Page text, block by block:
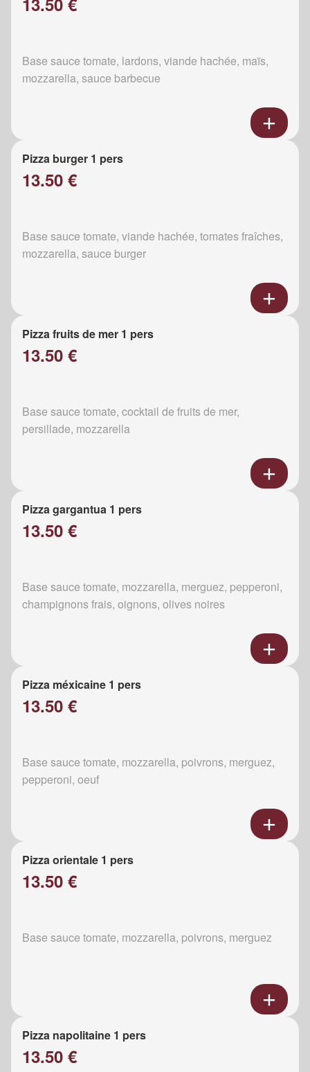
Base sauce tomate, lardons, viande hachée, maïs,
mozzarella, sauce barbecue
Pizza burger 1 pers
13.50 €
Base sauce tomate, viande hachée, tomates fraîches,
mozzarella, sauce burger
Pizza fruits de mer 1 pers
13.50 €
Base sauce tomate, cocktail de fruits de mer,
persillade, mozzarella
Pizza gargantua 1 pers
13.50 €
Base sauce tomate, mozzarella, merguez, pepperoni,
champignons frais, oignons, olives noires
Pizza méxicaine 1 pers
13.50 €
Base sauce tomate, mozzarella, poivrons, merguez,
pepperoni, oeuf
Pizza orientale 1 pers
13.50 €
Base sauce tomate, mozzarella, poivrons, merguez
Pizza napolitaine 1 pers
13.50 €